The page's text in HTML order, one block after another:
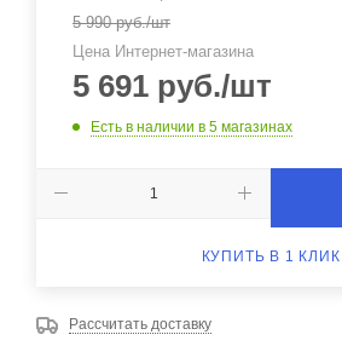
5 990руб./шт
Цена Интернет-магазина
5 691 руб./шт
Есть в наличии в 5 магазинах
КУПИТЬ В 1 КЛИК
Рассчитать доставку